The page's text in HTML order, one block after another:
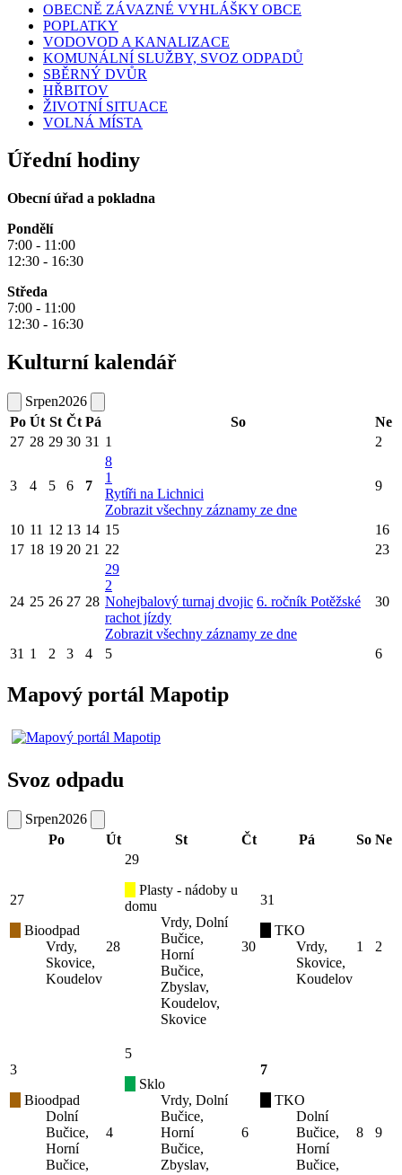
OBECNĚ ZÁVAZNÉ VYHLÁŠKY OBCE
POPLATKY
VODOVOD A KANALIZACE
KOMUNÁLNÍ SLUŽBY, SVOZ ODPADŮ
SBĚRNÝ DVŮR
HŘBITOV
ŽIVOTNÍ SITUACE
VOLNÁ MÍSTA
Úřední hodiny
Obecní úřad a pokladna
Pondělí
7:00 - 11:00
12:30 - 16:30
Středa
7:00 - 11:00
12:30 - 16:30
Kulturní kalendář
Srpen2026
Po Út St Čt Pá So
Ne
27 28 29 30 31 1 2
3 4 5 6 7
8
1
Rytíři na Lichnici
Zobrazit všechny záznamy ze dne
9
10 11 12 13 14 15
16
17 18 19 20 21 22 23
24 25 26 27 28
29
2
Nohejbalový turnaj dvojic 6. ročník Potěžské
rachot jízdy
Zobrazit všechny záznamy ze dne
30
31 1 2 3 4 5 6
Mapový portál Mapotip
Svoz odpadu
Srpen2026
Po
Út St Čt Pá So Ne
27
Bioodpad
Vrdy,
Skovice,
Koudelov
28
29
Plasty - nádoby u
domu
Vrdy, Dolní
Bučice,
Horní
Bučice,
Zbyslav,
Koudelov,
Skovice
30
31
TKO
Vrdy,
Skovice,
Koudelov
1 2
3
Bioodpad
Dolní
Bučice,
Horní
Bučice,
4
5
Sklo
Vrdy, Dolní
Bučice,
Horní
Bučice,
Zbyslav,
6
7
TKO
Dolní
Bučice,
Horní
Bučice,
8 9